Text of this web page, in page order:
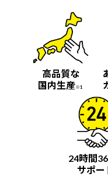
高品質な
国内生産※1
24時間
サポー